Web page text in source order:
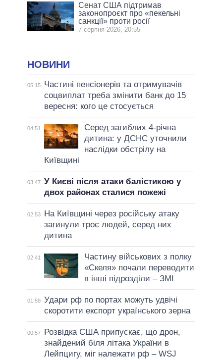
Сенат США підтримав
законопроєкт про «пекельні
санкції» проти росії
7 серпня 2026, 20:55
НОВИНИ
05:15
Частині пенсіонерів та отримувачів
соцвиплат треба змінити банк до 15
вересня: кого це стосується
04:51
Серед загиблих 4-річна
дитина: у ДСНС уточнили
наслідки обстрілу на
Київщині
03:47 У Києві після атаки балістикою у
двох районах сталися пожежі
02:53
На Київщині через російську атаку
загинули троє людей, серед них
дитина
02:41
Частину військових з полку
«Скеля» почали переводити
в інші підрозділи – ЗМІ
01:59 Удари рф по портах можуть удвічі
скоротити експорт українського зерна
00:57
Розвідка США припускає, що дрон,
знайдений біля літака України в
Лейпцигу, міг належати рф – WSJ